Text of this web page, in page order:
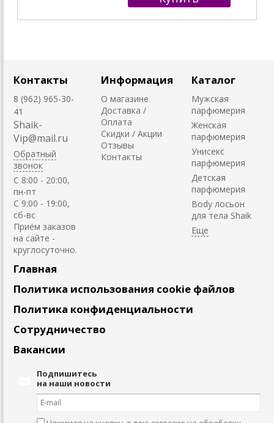
Контакты
8 (962) 965-30-
41
Shaik-
Vip@mail.ru
Обратный
звонок
C 8:00 - 20:00,
пн-пт
С 9:00 - 19:00,
сб-вс
Приём заказов
на сайте -
круглосуточно.
Информация
О магазине
Доставка /
Оплата
Скидки / Акции
Отзывы
Контакты
Каталог
Мужская
парфюмерия
Женская
парфюмерия
Унисекс
парфюмерия
Детская
парфюмерия
Body лосьон
для тела Shaik
Главная
Политика использования cookie файлов
Политика конфиденциальности
Сотрудничество
Вакансии
Подпишитесь
на наши новости